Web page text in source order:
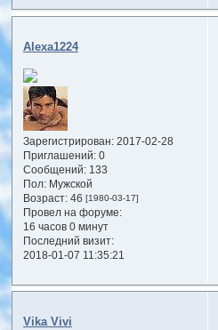
Alexa1224
Зарегистрирован: 2017-02-28
Приглашений:0
Сообщений:133
Пол:Мужской
Возраст:46 [1980-03-17]
Провел на форуме:
16 часов 0 минут
Последний визит:
2018-01-07 11:35:21
Vika Vivi